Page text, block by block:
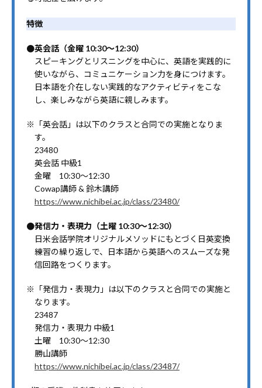
特徴
●英会話（金曜 10:30～12:30）
スピーキングとリスニングを中心に、英語を実践的に
使いながら、コミュニケーション力を身につけます。
日本語を介在しない実践的なアクティビティをこな
し、楽しみながら英語に親しみます。
※「英会話」は以下のクラスと合同での実施となりま
す。
23480
英会話 中級1
金曜 10:30～12:30
Cowap講師 & 鈴木講師
https://www.nichibei.ac.jp/class/23480/
●発信力・表現力（土曜 10:30～12:30）
日米会話学院オリジナルメソッドにもとづく日英変換
練習の繰り返しで、日本語から英語へのスムーズな発
信回路をつくります。
※「発信力・表現力」は以下のクラスと合同での実施と
なります。
23487
発信力・表現力 中級1
土曜 10:30～12:30
勝山講師
https://www.nichibei.ac.jp/class/23487/